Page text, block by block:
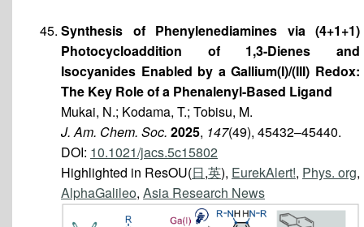
Synthesis of Phenylenediamines via (4+1+1)
Photocycloaddition of 1,3-Dienes and
Isocyanides Enabled by a Gallium(I)/(III) Redox:
The Key Role of a Phenalenyl-Based Ligand
Mukai, N.; Kodama, T.; Tobisu, M.
J. Am. Chem. Soc. 2025, 147(49), 45432–45440.
DOI: 10.1021/jacs.5c15802
Highlighted in ResOU(日,英), EurekAlert!, Phys. org,
AlphaGalileo, Asia Research News